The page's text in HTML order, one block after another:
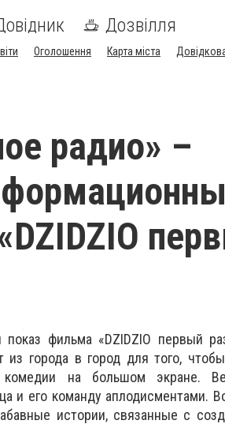
Дозвілля
Оголошення Карта міста
радио» –
фильма «DZIDZIO первый
из города в город для того,
комедии на большом экране.
и его команду аплодисментами.
истории, связанные с